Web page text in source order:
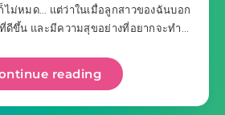
ม่หมด… แต่ว่าในเมื่อลูกสาวของฉันบอก
ดีขึ้น และมีความสุขอย่างที่อยากจะทำ…
reading